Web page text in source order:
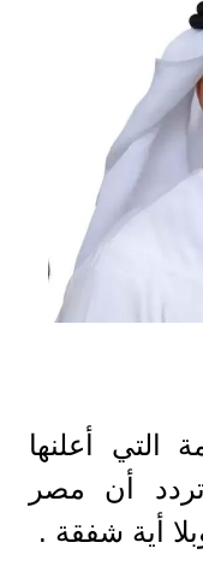
التي أعلنها
أن مصر
أية شفقة .